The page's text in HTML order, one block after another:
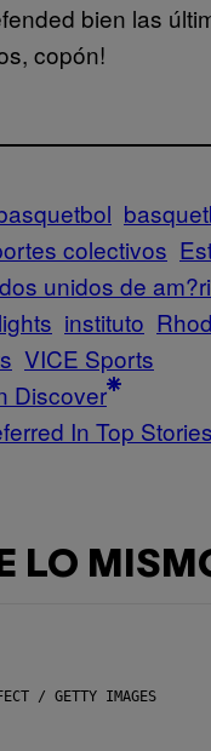
bien las
copón!
colectivos
unidos de
instituto
VICE Sports
Discover
In Top Stories
LO
/ GETTY IMAGES